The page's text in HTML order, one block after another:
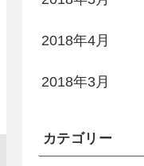
2018年4月
2018年3月
カテゴリー